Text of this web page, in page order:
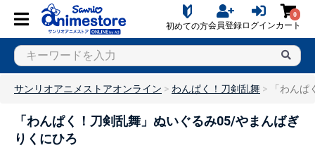
初めての方会員登録ログイン
0
カート
サンリオアニメストアオンライン わんぱく！刀剣乱舞 「わん
「わんぱく！刀剣乱舞」ぬいぐるみ05/やまんばぎ
りくにひろ